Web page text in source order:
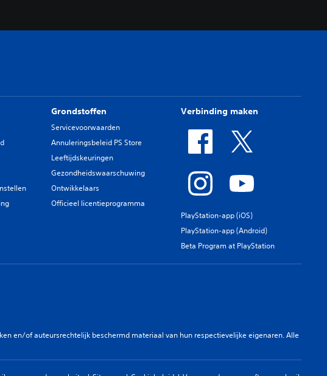
Grondstoffen
Servicevoorwaarden
Annuleringsbeleid PS Store
Leeftijdskeuringen
Gezondheidswaarschuwing
Ontwikkelaars
Officieel licentieprogramma
Verbinding maken
PlayStation-app (iOS)
PlayStation-app (Android)
Beta Program at PlayStation
en/of auteursrechtelijk beschermd materiaal van hun respectievelijke eigenaren. Alle